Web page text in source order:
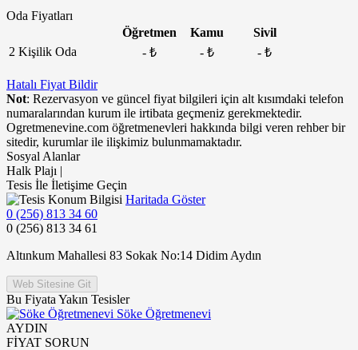
Oda Fiyatları
Öğretmen
Kamu
Sivil
2 Kişilik Oda
- ₺ - ₺ - ₺
Hatalı Fiyat Bildir
Not: Rezervasyon ve güncel fiyat bilgileri için alt kısımdaki telefon
numaralarından kurum ile irtibata geçmeniz gerekmektedir.
Ogretmenevine.com öğretmenevleri hakkında bilgi veren rehber bir
sitedir, kurumlar ile ilişkimiz bulunmamaktadır.
Sosyal Alanlar
Halk Plajı |
Tesis İle İletişime Geçin
Haritada Göster
0 (256) 813 34 60
0 (256) 813 34 61
Altınkum Mahallesi 83 Sokak No:14 Didim Aydın
Web Sitesine Git
Bu Fiyata Yakın Tesisler
Söke Öğretmenevi
AYDIN
FİYAT SORUN